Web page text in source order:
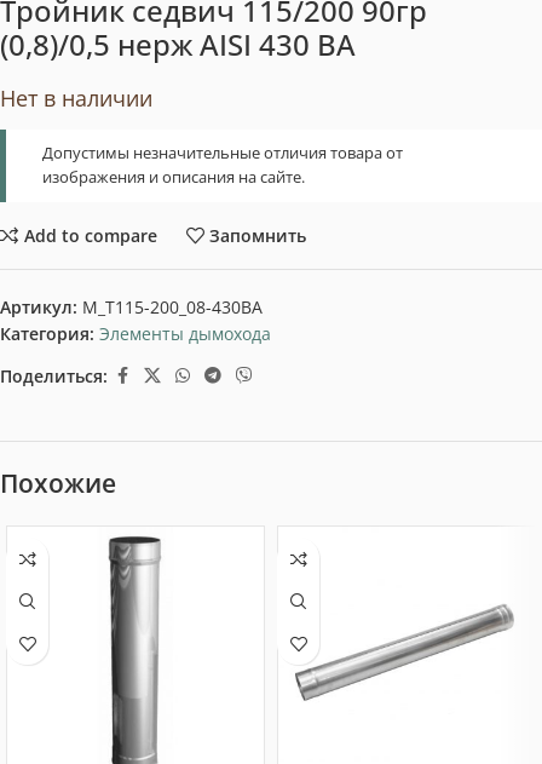
Тройник седвич 115/200 90гр
(0,8)/0,5 нерж AISI 430 ВА
Нет в наличии
Допустимы незначительные отличия товара от
изображения и описания на сайте.
Add to compare Запомнить
Артикул: M_T115-200_08-430BA
Категория: Элементы дымохода
Поделиться:
Похожие